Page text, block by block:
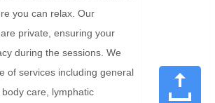
you can relax. Our
private, ensuring your
during the sessions. We
of services including general
care, lymphatic